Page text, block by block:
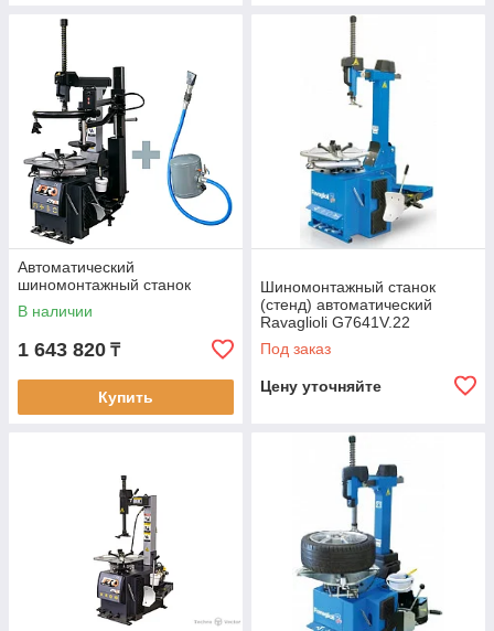
Автоматический
шиномонтажный станок
В наличии
1 643 820 ₸
Купить
Шиномонтажный станок
(стенд) автоматический
Ravaglioli G7641V.22
Под заказ
Цену уточняйте